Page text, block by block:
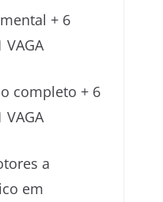
+ 6
completo + 6
a
em